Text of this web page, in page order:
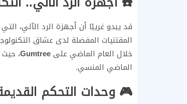
قد يبدو غريبًا أن أجهزة الرد الآلي،
المقتنيات المفضلة لدى عشاق
خلال العام الماضي علىGumtree،
الماضي المنسي.
🎮 وحدات التحكم